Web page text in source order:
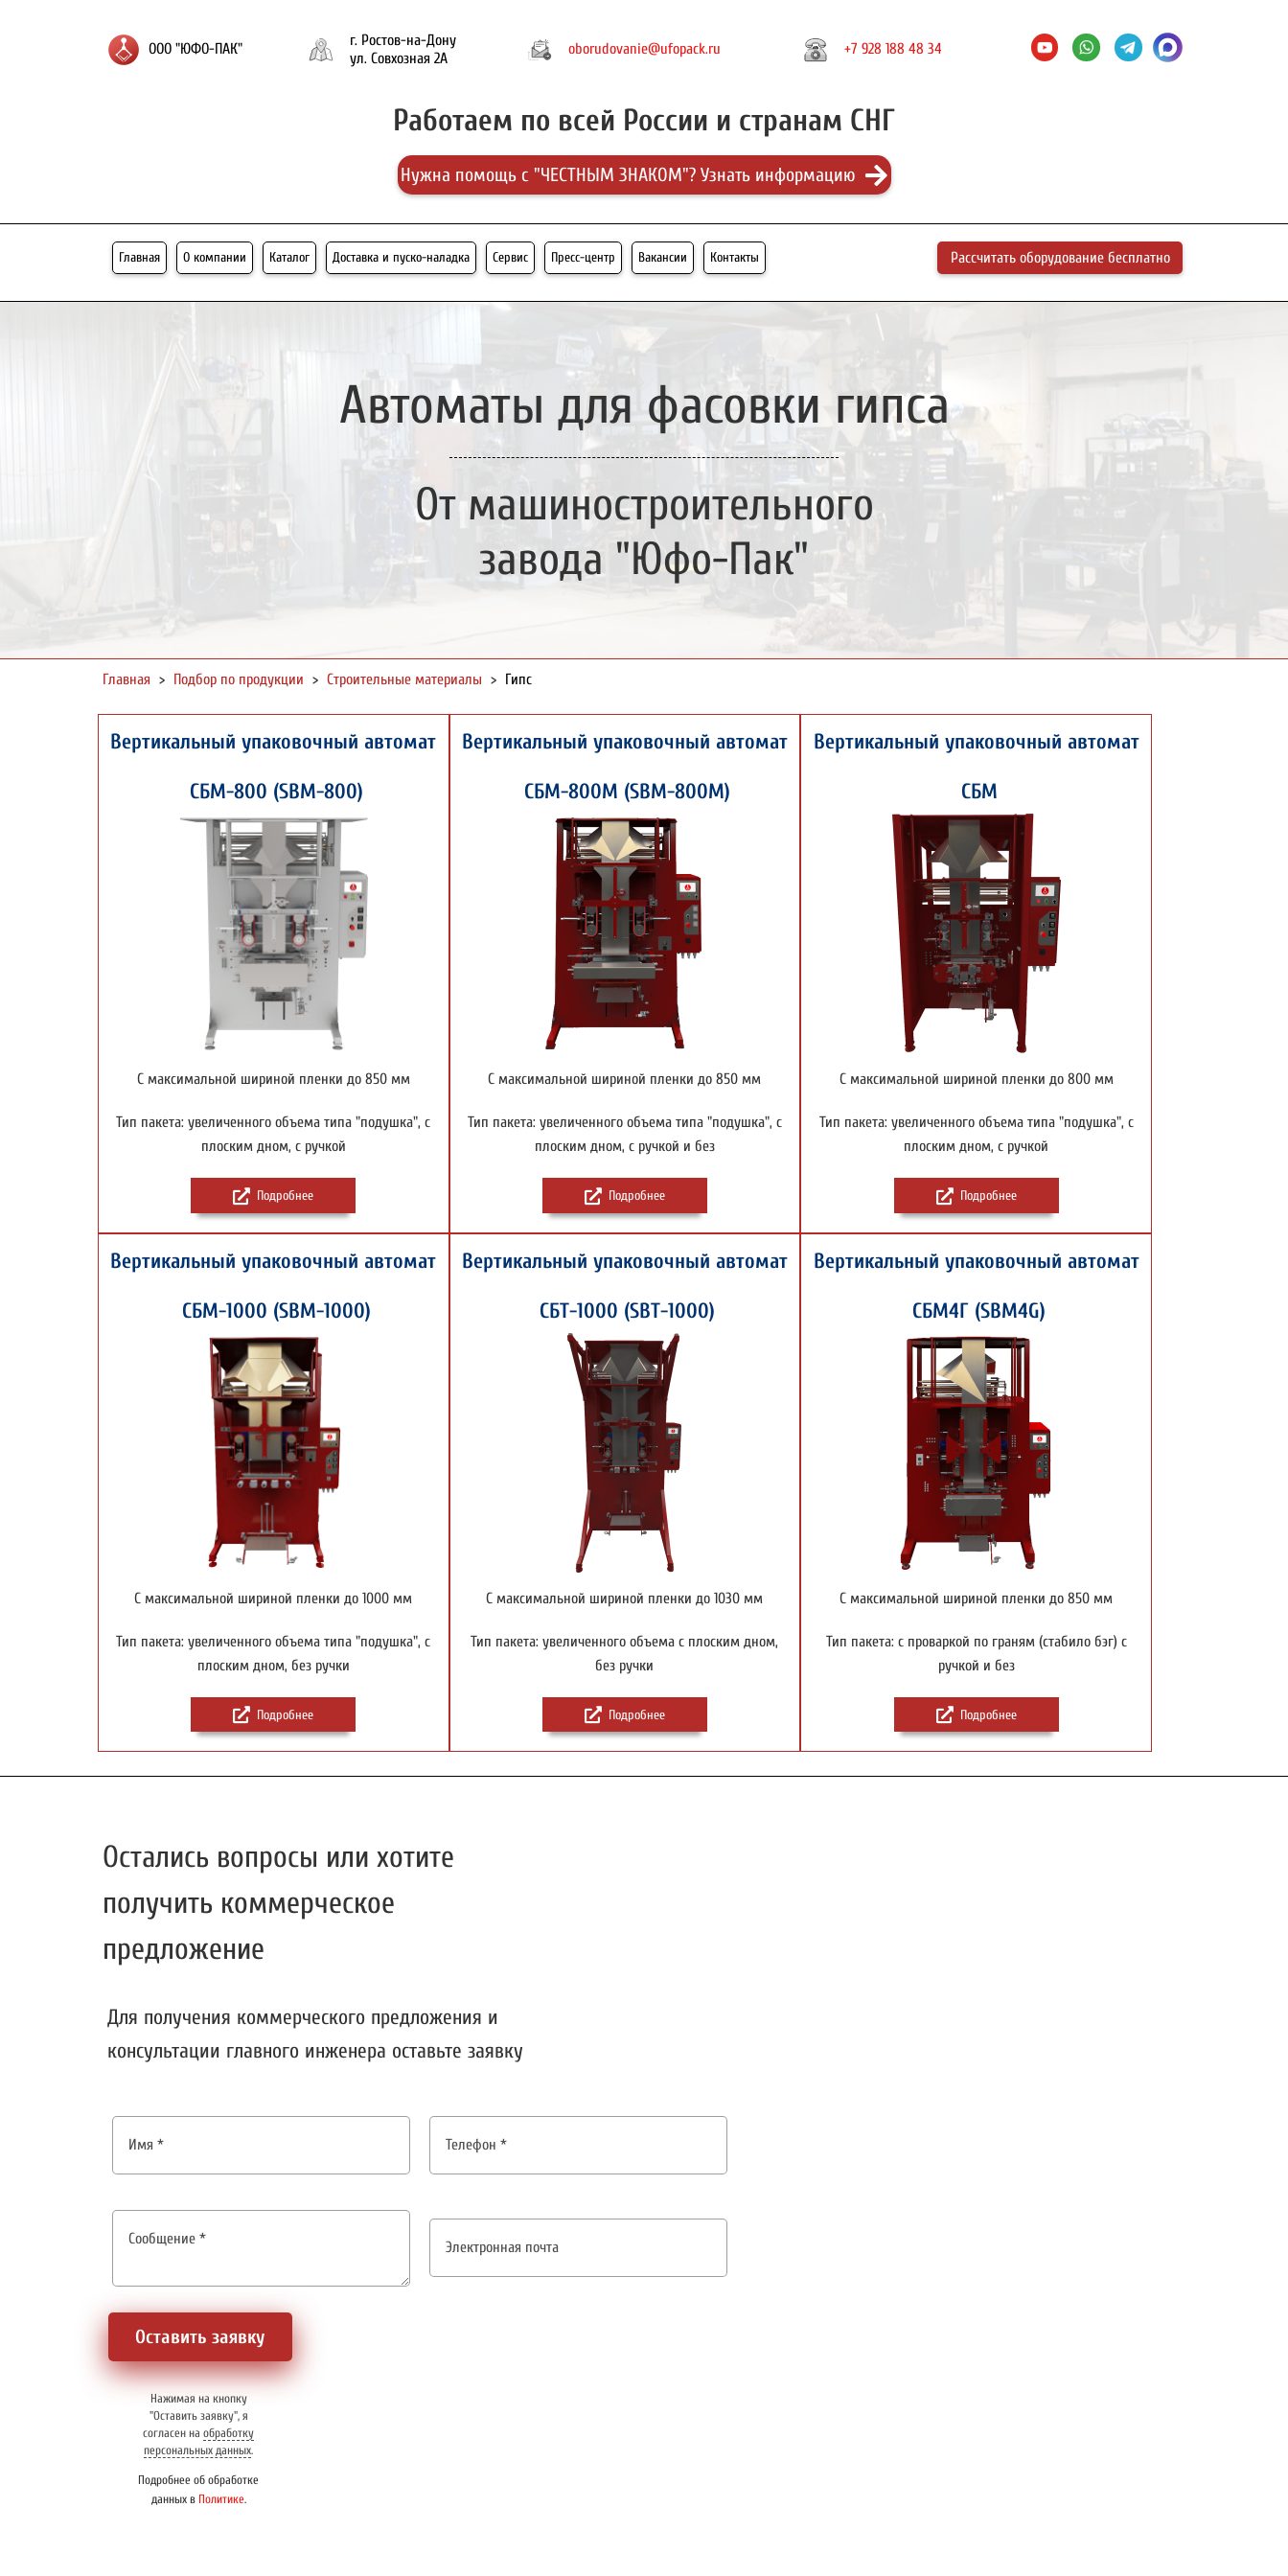
ООО "ЮФО-ПАК"
г. Ростов-на-Дону
ул. Совхозная 2А
oborudovanie@ufopack.ru +7 928 188 48 34
Работаем по всей России и странам СНГ
Нужна помощь с "ЧЕСТНЫМ ЗНАКОМ"? Узнать информацию
Главная О компании Каталог Доставка и пуско-наладка Сервис Пресс-центр Вакансии Контакты Рассчитать оборудование бесплатно
Автоматы для фасовки гипса
От машиностроительного
завода "Юфо-Пак"
Главная > Подбор по продукции > Строительные материалы > Гипс
Вертикальный упаковочный автомат
СБМ-800 (SBM-800)
С максимальной шириной пленки до 850 мм
Тип пакета: увеличенного объема типа "подушка", с
плоским дном, с ручкой
Подробнее
Вертикальный упаковочный автомат
СБМ-800М (SBM-800M)
С максимальной шириной пленки до 850 мм
Тип пакета: увеличенного объема типа "подушка", с
плоским дном, с ручкой и без
Подробнее
Вертикальный упаковочный автомат
СБМ
С максимальной шириной пленки до 800 мм
Тип пакета: увеличенного объема типа "подушка", с
плоским дном, с ручкой
Подробнее
Вертикальный упаковочный автомат
СБМ-1000 (SBM-1000)
С максимальной шириной пленки до 1000 мм
Тип пакета: увеличенного объема типа "подушка", с
плоским дном, без ручки
Подробнее
Вертикальный упаковочный автомат
СБТ-1000 (SBT-1000)
С максимальной шириной пленки до 1030 мм
Тип пакета: увеличенного объема с плоским дном,
без ручки
Подробнее
Вертикальный упаковочный автомат
СБМ4Г (SBM4G)
С максимальной шириной пленки до 850 мм
Тип пакета: с проваркой по граням (стабило бэг) с
ручкой и без
Подробнее
Остались вопросы или хотите
получить коммерческое
предложение
Для получения коммерческого предложения и
консультации главного инженера оставьте заявку
Оставить заявку
Нажимая на кнопку
"Оставить заявку", я
согласен на обработку
персональных данных.
Подробнее об обработке
данных в Политике.